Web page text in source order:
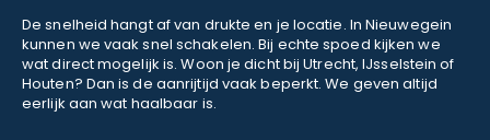
De snelheid hangt af van drukte en je locatie. In Nieuwegein
kunnen we vaak snel schakelen. Bij echte spoed kijken we
wat direct mogelijk is. Woon je dicht bij Utrecht, IJsselstein of
Houten? Dan is de aanrijtijd vaak beperkt. We geven altijd
eerlijk aan wat haalbaar is.